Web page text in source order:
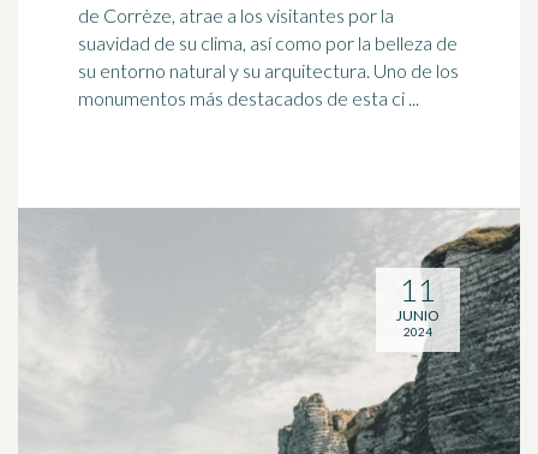
de Corrèze, atrae a los visitantes por la
suavidad de su clima, así como por la belleza de
su entorno natural y su arquitectura. Uno de los
monumentos más destacados de esta ci ...
11
JUNIO
2024